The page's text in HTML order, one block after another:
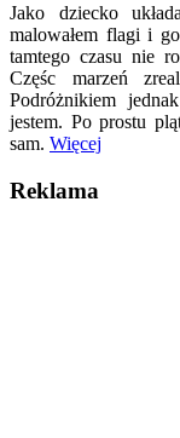
Jako dziecko
malowałem flagi i
tamtego czasu nie
Częśc marzeń
Podróżnikiem
jestem. Po prostu
sam. Więcej
Reklama